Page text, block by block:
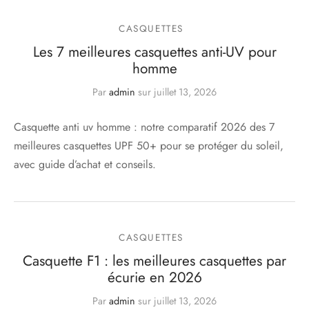
CASQUETTES
Les 7 meilleures casquettes anti-UV pour
homme
Par admin sur juillet 13, 2026
Casquette anti uv homme : notre comparatif 2026 des 7
meilleures casquettes UPF 50+ pour se protéger du soleil,
avec guide d’achat et conseils.
CASQUETTES
Casquette F1 : les meilleures casquettes par
écurie en 2026
Par admin sur juillet 13, 2026